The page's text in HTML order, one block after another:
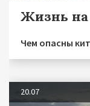
Жизнь на
Чем опасны
20.07